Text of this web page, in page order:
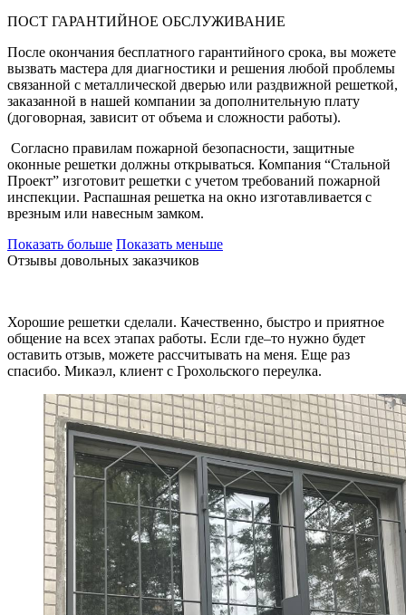
ПОСТ ГАРАНТИЙНОЕ ОБСЛУЖИВАНИЕ
После окончания бесплатного гарантийного срока, вы можете
вызвать мастера для диагностики и решения любой проблемы
связанной с металлической дверью или раздвижной решеткой,
заказанной в нашей компании за дополнительную плату
(договорная, зависит от объема и сложности работы).
Согласно правилам пожарной безопасности, защитные
оконные решетки должны открываться. Компания “Стальной
Проект” изготовит решетки с учетом требований пожарной
инспекции. Распашная решетка на окно изготавливается с
врезным или навесным замком.
Показать больше Показать меньше
Отзывы довольных заказчиков
Хорошие решетки сделали. Качественно, быстро и приятное
общение на всех этапах работы. Если где–то нужно будет
оставить отзыв, можете рассчитывать на меня. Еще раз
спасибо. Микаэл, клиент с Грохольского переулка.